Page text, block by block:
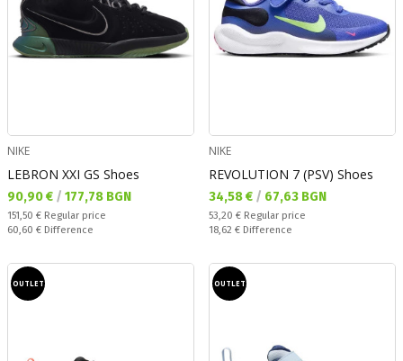
NIKE
LEBRON XXI GS Shoes
Текуща цена:
90,90 € / 177,78 BGN
Regular price:
151,50 € Regular price
Спестявате:
60,60 € Difference
NIKE
REVOLUTION 7 (PSV) Shoes
Текуща цена:
34,58 € / 67,63 BGN
Regular price:
53,20 € Regular price
Спестявате:
18,62 € Difference
OUTLET OUTLET